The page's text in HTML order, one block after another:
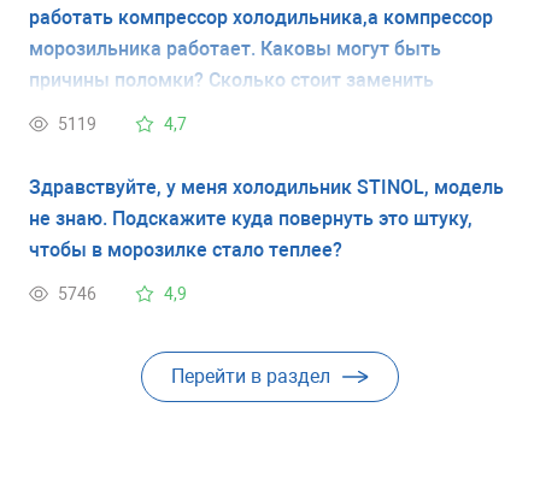
работать компрессор холодильника,а компрессор
морозильника работает. Каковы могут быть
причины поломки? Сколько стоит заменить
компрессор, закачать фреон?
5119 4,7
Здравствуйте, у меня холодильник STINOL, модель
не знаю. Подскажите куда повернуть это штуку,
чтобы в морозилке стало теплее?
5746 4,9
Перейти в раздел